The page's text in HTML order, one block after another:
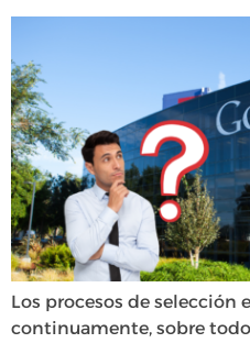
Los procesos de selección
continuamente, sobre